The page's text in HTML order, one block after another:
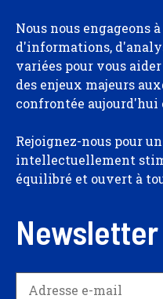
Nous nous engageons
d'informations,
variées pour vous
des enjeux majeurs
confrontée aujourd'hui
Rejoignez-nous pour
intellectuellement
équilibré et ouvert à
Newsletter